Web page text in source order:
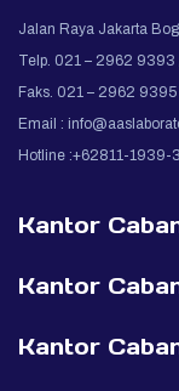
Jalan Raya Jakarta
Telp. 021 – 2962
Faks. 021 – 2962 9395
Email :
Hotline :+62811-1939-
Kantor
Kantor
Kantor